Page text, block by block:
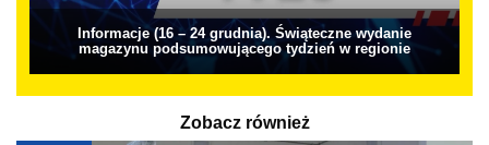
Informacje (16 – 24 grudnia). Świąteczne wydanie
magazynu podsumowującego tydzień w regionie
Zobacz również